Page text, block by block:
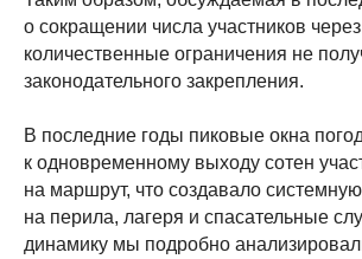
о сокращении числа участников через
количественные ограничения не
законодательного закрепления.
В последние годы пиковые окна
к одновременному выходу сотен
на маршрут, что создавало системную
на перила, лагеря и спасательные
динамику мы подробно